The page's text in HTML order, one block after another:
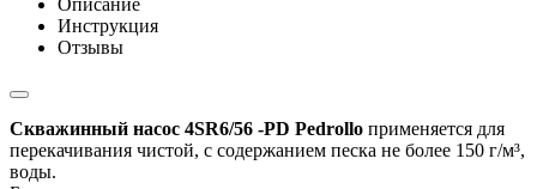
Инструкция
Отзывы
Скважинный насос 4SR6/56 -PD Pedrollo применяется для
перекачивания чистой, с содержанием песка не более 150 г/м³,
воды.